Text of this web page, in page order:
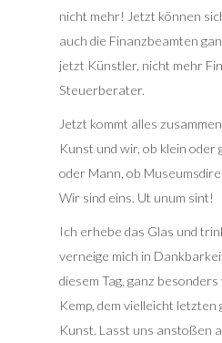
nicht mehr! Jetzt können
auch die Finanzbeamten
jetzt Künstler, nicht mehr
Steuerberater.
Jetzt kommt alles
Kunst und wir, ob klein oder
oder Mann, ob
Wir sind eins. Ut unum sint!
Ich erhebe das Glas und
verneige mich in
diesem Tag, ganz
Kemp, dem vielleicht
Kunst. Lasst uns anstoßen